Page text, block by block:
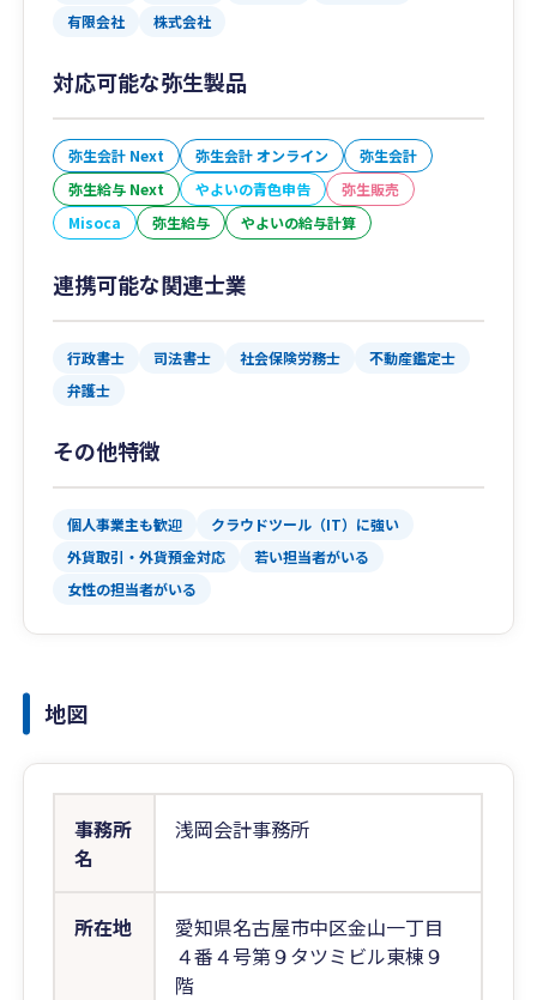
有限会社
株式会社
対応可能な弥生製品
弥生会計 Next 弥生会計 オンライン
弥生会計
弥生給与 Next
やよいの青色申告
弥生販売
Misoca
弥生給与 やよいの給与計算
連携可能な関連士業
行政書士 司法書士 社会保険労務士
不動産鑑定士
弁護士
その他特徴
個人事業主も歓迎
クラウドツール（IT）に強い
外貨取引・外貨預金対応
若い担当者がいる
女性の担当者がいる
地図
事務所
名
浅岡会計事務所
所在地
愛知県名古屋市中区金山一丁目
４番４号第９タツミビル東棟９
階